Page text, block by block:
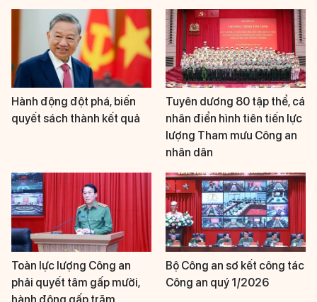
Hành động đột phá, biến
quyết sách thành kết quả
Tuyên dương 80 tập thể, cá
nhân điển hình tiên tiến lực
lượng Tham mưu Công an
nhân dân
Toàn lực lượng Công an
phải quyết tâm gấp mười,
Bộ Công an sơ kết công tác
Công an quý 1/2026